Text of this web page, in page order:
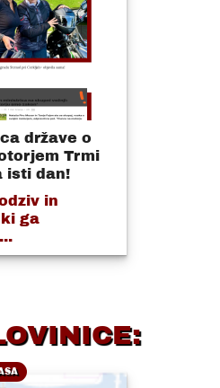
države o
Trmi
isti dan!
in
ga